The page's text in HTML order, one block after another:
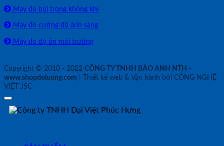
Máy đo bụi trong không khí
Máy đo cường độ ánh sáng
Máy đo độ ồn môi trường
Copyright © 2010 - 2022 CÔNG TY TNHH BẢO ANH NTH -
www.shopdoluong.com | Thiết kế web & Vận hành bởi CÔNG NGHỆ
VIỆT JSC